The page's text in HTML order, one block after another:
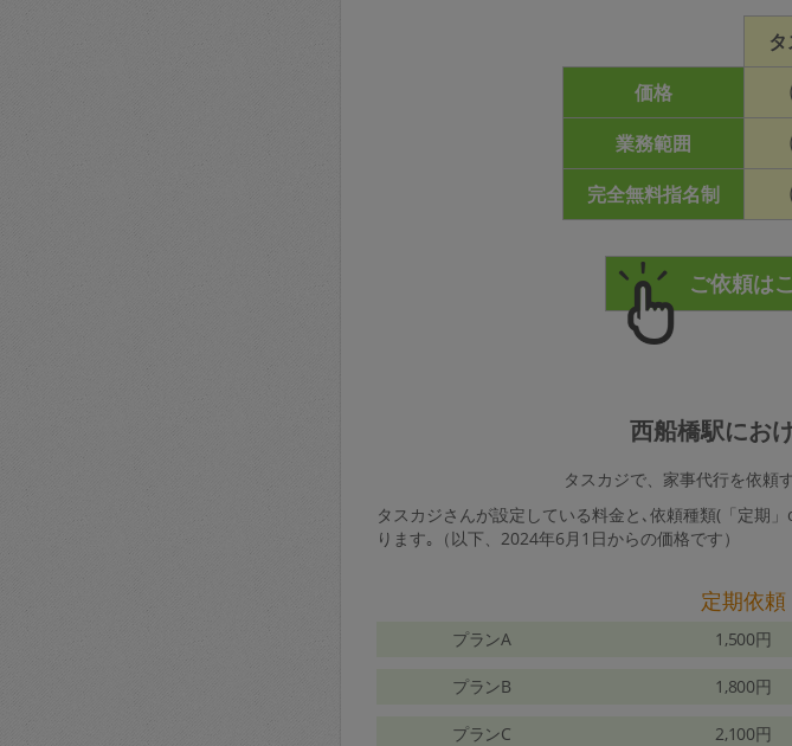
価格
業務範囲
完全無料指名制
西船橋駅にお
タスカジで、家事代行を依頼
タスカジさんが設定している料金と､依頼種類(「定期
ります｡（以下、2024年6月1日からの価格です）
定期依頼
プランA 1,500円
プランB 1,800円
プランC 2,100円